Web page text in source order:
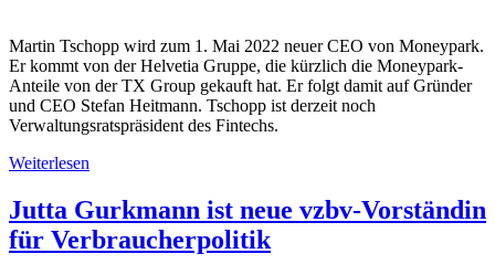
Martin Tschopp wird zum 1. Mai 2022 neuer CEO von Moneypark.
Er kommt von der Helvetia Gruppe, die kürzlich die Moneypark-
Anteile von der TX Group gekauft hat. Er folgt damit auf Gründer
und CEO Stefan Heitmann. Tschopp ist derzeit noch
Verwaltungsratspräsident des Fintechs.
Weiterlesen
Jutta Gurkmann ist neue vzbv-Vorständin
für Verbraucherpolitik